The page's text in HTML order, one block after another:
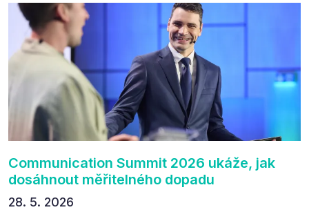
zúčastnit i příštího ročníku. „Příjemná konference,
výborný program, hezké prostory, Daniel Stach
absolutně nejlepší moderátor!!!“ Tak shrnul
Communication Summit jeden z 330 účastníků ve
své zpětné vazbě. Ta potvrdila, co bylo slyšet i
cítit po celý 9. červen v Pragovce – že ročník s
tématem „Od chaosu k dopadu“ se skutečně
povedl.
Communication Summit 2026 ukáže, jak
dosáhnout měřitelného dopadu
28. 5. 2026